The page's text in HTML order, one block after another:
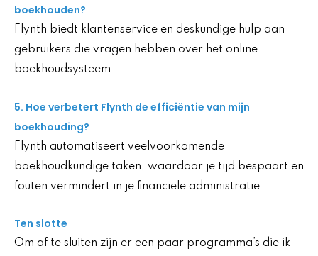
boekhouden?
Flynth biedt klantenservice en deskundige hulp aan
gebruikers die vragen hebben over het online
boekhoudsysteem.
5. Hoe verbetert Flynth de efficiëntie van mijn
boekhouding?
Flynth automatiseert veelvoorkomende
boekhoudkundige taken, waardoor je tijd bespaart en
fouten vermindert in je financiële administratie.
Ten slotte
Om af te sluiten zijn er een paar programma’s die ik